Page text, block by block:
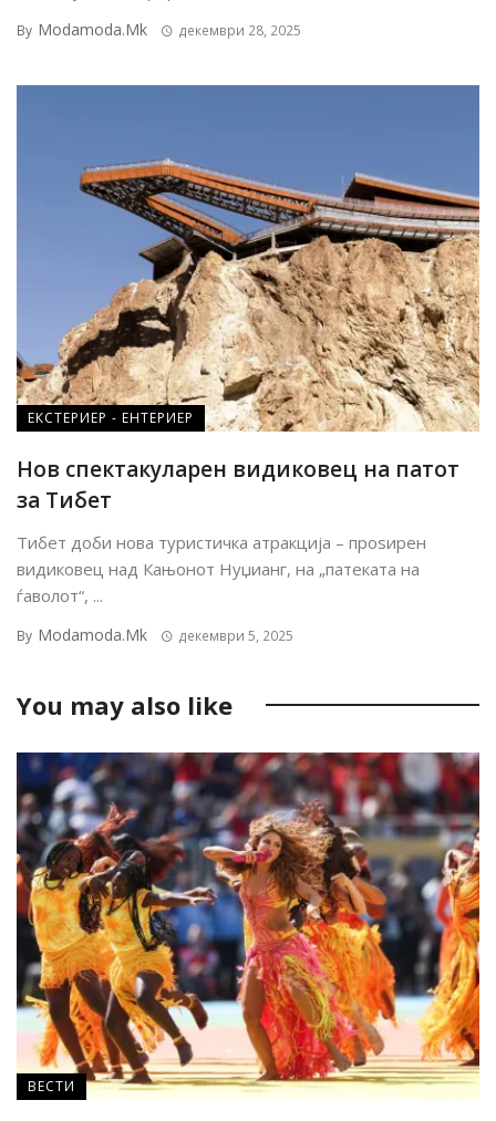
By Modamoda.mk декември 28, 2025
ЕКСТЕРИЕР - ЕНТЕРИЕР
Нов спектакуларен видиковец на патот
за Тибет
Тибет доби нова туристичка атракција – проѕирен
видиковец над Кањонот Нуџианг, на „патеката на
ѓаволот“, ...
By Modamoda.mk декември 5, 2025
You may also like
ВЕСТИ